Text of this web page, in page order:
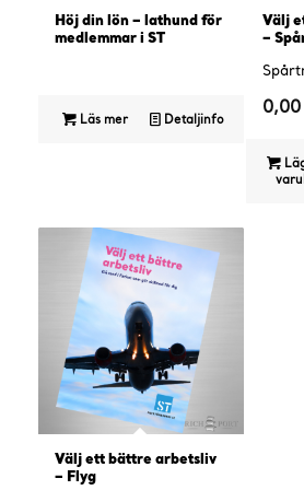
Höj din lön – lathund för
medlemmar i ST
Läs mer Detaljinfo
Välj
–
0,00
Välj ett bättre arbetsliv
– Flyg